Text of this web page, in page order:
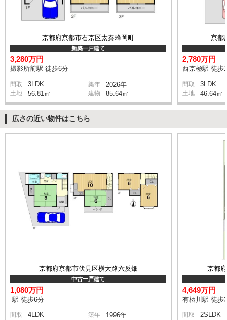
京都府京都市右京区太秦蜂岡町
新築一戸建て
3,280万円
撮影所前駅 徒歩6分
間取 3LDK 築年 2026年
土地 56.81㎡ 建物 85.64㎡
京都
2,780万円
西京極駅 徒歩
間取 3LDK
土地 46.64㎡
広さの近い物件はこちら
京都府京都市伏見区横大路六反畑
中古一戸建て
1,080万円
-駅 徒歩6分
間取 4LDK 築年 1996年
京都
4,649万円
有栖川駅 徒歩
間取 2SLDK